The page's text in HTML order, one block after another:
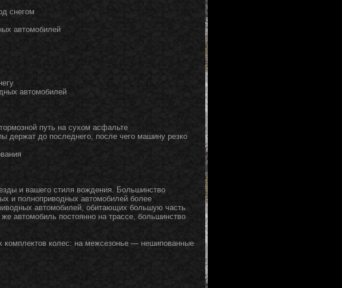
снегом
автомобилей
автомобилей
путь на сухом асфальте
держат до последнего, после чего машину резко
и вашего стиля вождения. Большинство
и полноприводных автомобилей более
автомобилей, обитающих большую часть
автомобиль постоянно на трассе, большинство
комплектов колес: на межсезонье — нешипованные